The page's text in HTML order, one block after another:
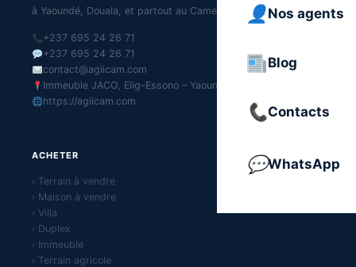
Nos agents
Blog
Contacts
WhatsApp
à Yaoundé, Douala, et partout au Cameroun.
+237 695 24 26 71
+237 695 24 26 71
contact@agiicam.com
Immeuble JACO, Elig-Essono – Yaoundé
https://agiicam.com
ACHETER
› Terrain à vendre
› Maison à vendre
› Villa
› Duplex
› Immeuble
› Terrain agricole